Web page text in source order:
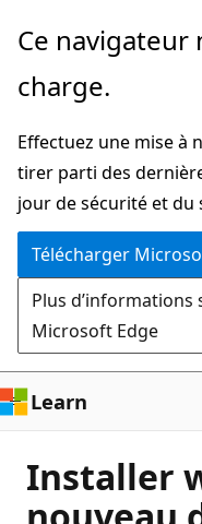
Passer
directement
au
principal
Ce navigateur
charge.
Effectuez une mise à
tirer parti des
jour de sécurité et
Télécharger
Plus
Microsoft Edge
Learn
Installer